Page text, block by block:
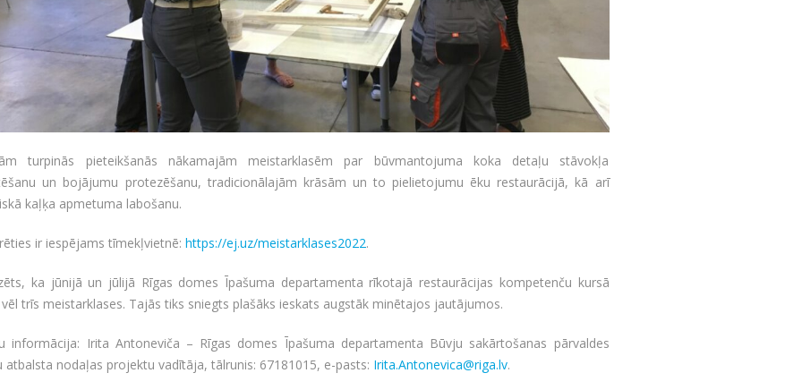
turpinās pieteikšanās nākamajām meistarklasēm par būvmantojuma koka detaļu stāvokļa
un bojājumu protezēšanu, tradicionālajām krāsām un to pielietojumu ēku restaurācijā, kā arī
kaļķa apmetuma labošanu.
ir iespējams tīmekļvietnē:https://ej.uz/meistarklases2022.
ka jūnijā un jūlijā Rīgas domes Īpašuma departamenta rīkotajā restaurācijas kompetenču kursā
trīs meistarklases. Tajās tiks sniegts plašāks ieskats augstāk minētajos jautājumos.
informācija: Irita Antoneviča – Rīgas domes Īpašuma departamenta Būvju sakārtošanas pārvaldes
atbalsta nodaļas projektu vadītāja, tālrunis: 67181015, e-pasts: Irita.Antonevica@riga.lv.